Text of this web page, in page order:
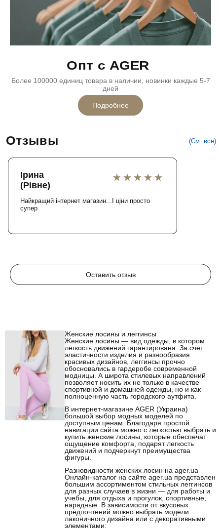
Опт с AGER
Более 100000 единиц товара в наличии, новинки каждые 5-7
дней
Подробнее
Отзывы (См. все)
Ірина
(Рівне)
Найкращий інтернет магазин...І ціни просто
супер
Оставить отзыв
Женские лосины и леггинсы
Женские лосины — вид одежды, в котором
легкость движений гарантирована. За счет
эластичности изделия и разнообразия
красивых дизайнов, леггинсы прочно
обосновались в гардеробе современной
модницы. А широта стилевых направлений
позволяет носить их не только в качестве
спортивной и домашней одежды, но и как
полноценную часть городского аутфита.
В интернет-магазине AGER (Украина)
большой выбор модных моделей по
доступным ценам. Благодаря простой
навигации сайта можно с легкостью выбрать и
купить женские лосины, которые обеспечат
ощущение комфорта, подарят легкость
движений и подчеркнут преимущества
фигуры.
Разновидности женских лосин на ager.ua
Онлайн-каталог на сайте ager.ua представлен
большим ассортиментом стильных леггинсов
для разных случаев в жизни — для работы и
учебы, для отдыха и прогулок, спортивные,
нарядные. В зависимости от вкусовых
предпочтений можно выбрать модели
лаконичного дизайна или с декоративными
элементами: